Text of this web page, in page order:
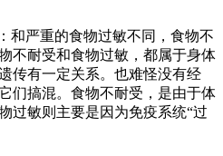
和严重的食物过敏不同，食物不
不耐受和食物过敏，都属于身体
传有一定关系。也难怪没有经
们搞混。食物不耐受，是由于体
过敏则主要是因为免疫系统“过